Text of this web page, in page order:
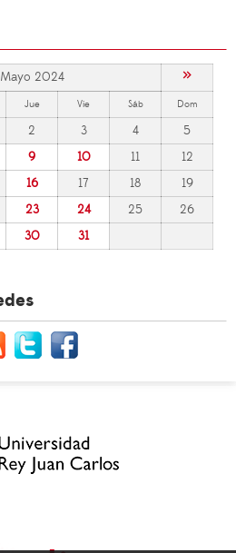
Mayo 2024 »
Jue Vie Sáb Dom
2 3 4
5
9 10 11
12
16 17 18
19
23 24 25
26
30 31